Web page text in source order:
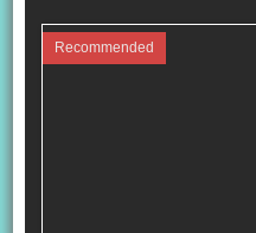
Recommended